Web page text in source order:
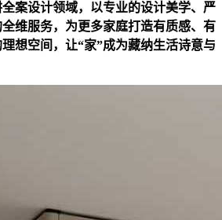
案设计领域，以专业的设计美学、严
维服务，为更多家庭打造有质感、有
想空间，让“家”成为藏纳生活诗意与